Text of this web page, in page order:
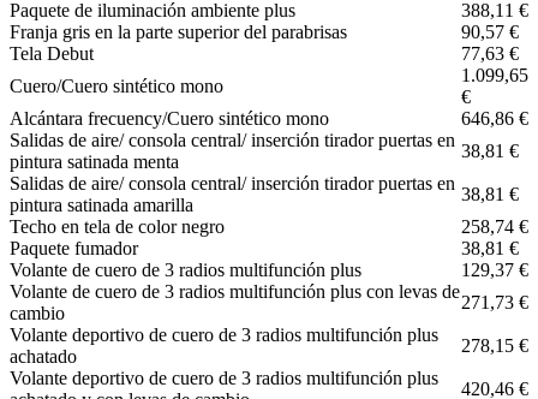
Paquete de iluminación ambiente plus
388,11 €
Franja gris en la parte superior del parabrisas
90,57 €
Tela Debut
77,63 €
Cuero/Cuero sintético mono
1.099,65
€
Alcántara frecuency/Cuero sintético mono
646,86 €
Salidas de aire/ consola central/ inserción tirador puertas en
pintura satinada menta
38,81 €
Salidas de aire/ consola central/ inserción tirador puertas en
pintura satinada amarilla
38,81 €
Techo en tela de color negro
258,74 €
Paquete fumador
38,81 €
Volante de cuero de 3 radios multifunción plus
129,37 €
Volante de cuero de 3 radios multifunción plus con levas de
cambio
271,73 €
Volante deportivo de cuero de 3 radios multifunción plus
achatado
278,15 €
Volante deportivo de cuero de 3 radios multifunción plus
420,46 €